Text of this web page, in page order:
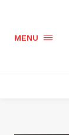
MENU